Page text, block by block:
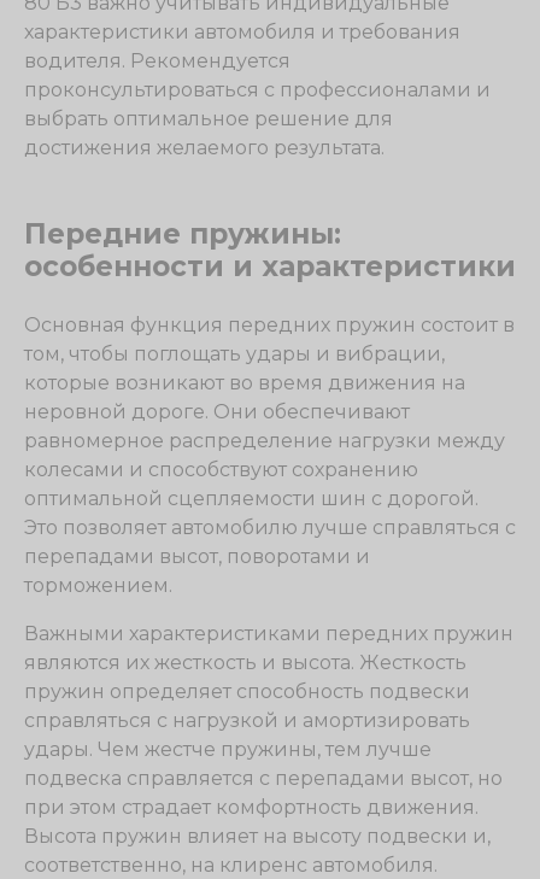
характеристики автомобиля и требования
водителя. Рекомендуется
проконсультироваться с профессионалами и
выбрать оптимальное решение для
достижения желаемого результата.
Передние пружины:
особенности и характеристики
Основная функция передних пружин состоит в
том, чтобы поглощать удары и вибрации,
которые возникают во время движения на
неровной дороге. Они обеспечивают
равномерное распределение нагрузки между
колесами и способствуют сохранению
оптимальной сцепляемости шин с дорогой.
Это позволяет автомобилю лучше справляться с
перепадами высот, поворотами и
торможением.
Важными характеристиками передних пружин
являются их жесткость и высота. Жесткость
пружин определяет способность подвески
справляться с нагрузкой и амортизировать
удары. Чем жестче пружины, тем лучше
подвеска справляется с перепадами высот, но
при этом страдает комфортность движения.
Высота пружин влияет на высоту подвески и,
соответственно, на клиренс автомобиля.